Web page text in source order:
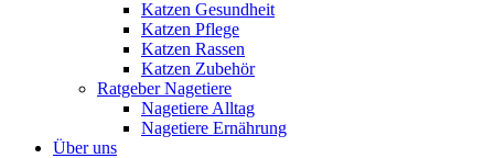
Katzen Gesundheit
Katzen Pflege
Katzen Rassen
Katzen Zubehör
Ratgeber Nagetiere
Nagetiere Alltag
Nagetiere Ernährung
Über uns